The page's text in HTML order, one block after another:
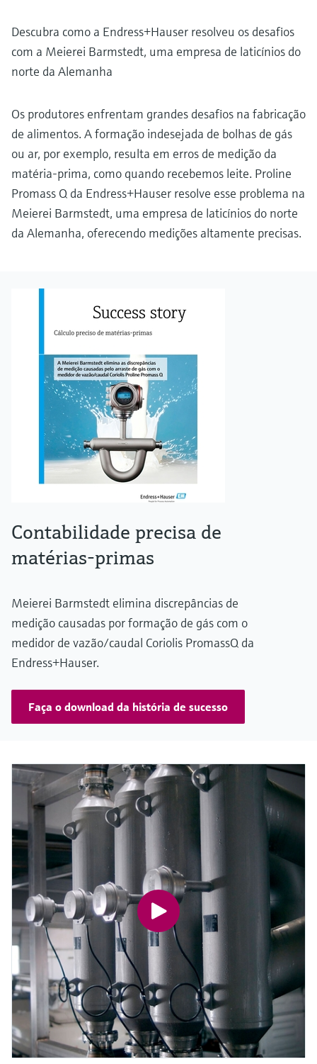
Descubra como a Endress+Hauser resolveu os desafios
com a Meierei Barmstedt, uma empresa de laticínios do
norte da Alemanha
Os produtores enfrentam grandes desafios na fabricação
de alimentos. A formação indesejada de bolhas de gás
ou ar, por exemplo, resulta em erros de medição da
matéria-prima, como quando recebemos leite. Proline
Promass Q da Endress+Hauser resolve esse problema na
Meierei Barmstedt, uma empresa de laticínios do norte
da Alemanha, oferecendo medições altamente precisas.
Contabilidade precisa de
matérias-primas
Meierei Barmstedt elimina discrepâncias de
medição causadas por formação de gás com o
medidor de vazão/caudal Coriolis PromassQ da
Endress+Hauser.
Faça o download da história de sucesso